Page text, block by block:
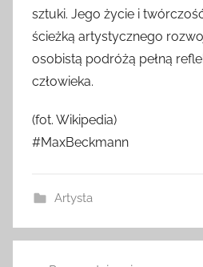
sztuki. Jego życie i
ścieżką artystycznego
osobistą podróżą pełną
człowieka.
(fot. Wikipedia)
#MaxBeckmann
Artysta